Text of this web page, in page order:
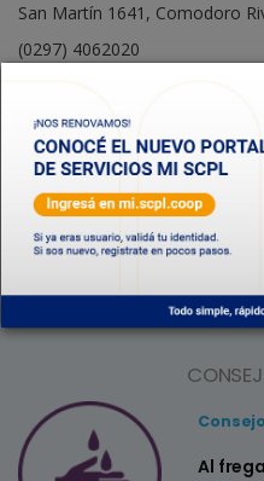
San Martín 1641, Comodoro
(0297) 4062020
CONTACTO PARA
contacto@scplcr.com
Al